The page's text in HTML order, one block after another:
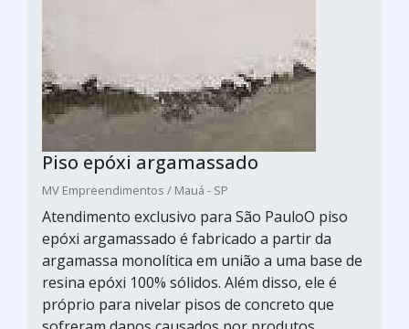
Piso epóxi argamassado
MV Empreendimentos / Mauá - SP
Atendimento exclusivo para São PauloO piso
epóxi argamassado é fabricado a partir da
argamassa monolítica em união a uma base de
resina epóxi 100% sólidos. Além disso, ele é
próprio para nivelar pisos de concreto que